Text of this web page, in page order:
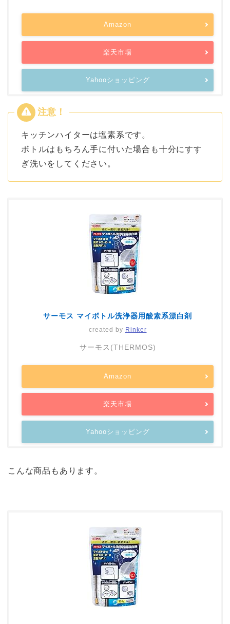
Amazon
楽天市場
Yahooショッピング
キッチンハイターは塩素系です。
ボトルはもちろん手に付いた場合も十分にすす
ぎ洗いをしてください。
サーモス マイボトル洗浄器用酸素系漂白剤
created by Rinker
サーモス(THERMOS)
Amazon
楽天市場
Yahooショッピング
こんな商品もあります。